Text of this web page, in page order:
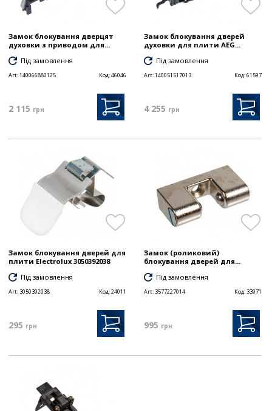
Замок блокування дверцят
духовки з приводом для...
Під замовлення
Art:140066880125 Код:46046
2 115 грн
Замок блокування дверей
духовки для плити AEG...
Під замовлення
Art:140051517013 Код:61597
4 255 грн
Замок блокування дверей для
плити Electrolux 3050392038
Під замовлення
Art: 3050392038 Код:24011
295 грн
Замок (роликовий)
блокування дверей для...
Під замовлення
Art: 3577227014 Код: 33971
995 грн